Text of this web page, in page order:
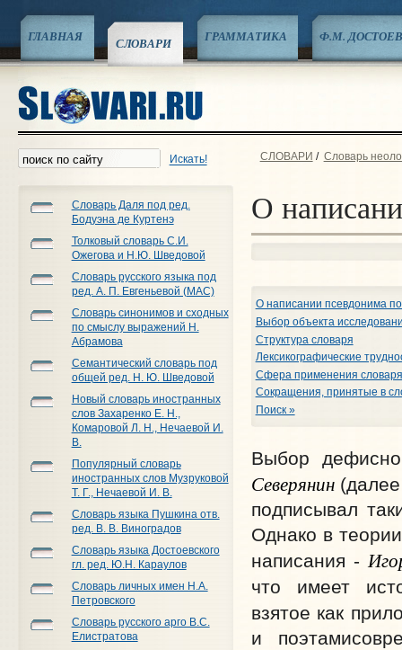
ГЛАВНАЯ СЛОВАРИ ГРАММАТИКА Ф.М.
Искать!
Словарь Даля под ред.
Бодуэна де Куртенэ
Толковый словарь С.И.
Ожегова и Н.Ю. Шведовой
Словарь русского языка под
ред. А. П. Евгеньевой (МАС)
Словарь синонимов и сходных
по смыслу выражений Н.
Абрамова
Семантический словарь под
общей ред. Н. Ю. Шведовой
Новый словарь иностранных
слов Захаренко Е. Н.,
Комаровой Л. Н., Нечаевой И.
В.
Популярный словарь
иностранных слов Музруковой
Т. Г., Нечаевой И. В.
Словарь языка Пушкина отв.
ред. В. В. Виноградов
Словарь языка Достоевского
гл. ред. Ю.Н. Караулов
Словарь личных имен Н.А.
Петровского
Словарь русского арго В.С.
Елистратова
СЛОВАРИ / Словарь
О
О написании псевдонима
Выбор объекта
Структура словаря
Лексикографические
Сфера применения словаря
Сокращения, принятые в
Поиск »
Выбор
Северянин
подписывал
Однако в
написания -
что имеет
взятое как
и